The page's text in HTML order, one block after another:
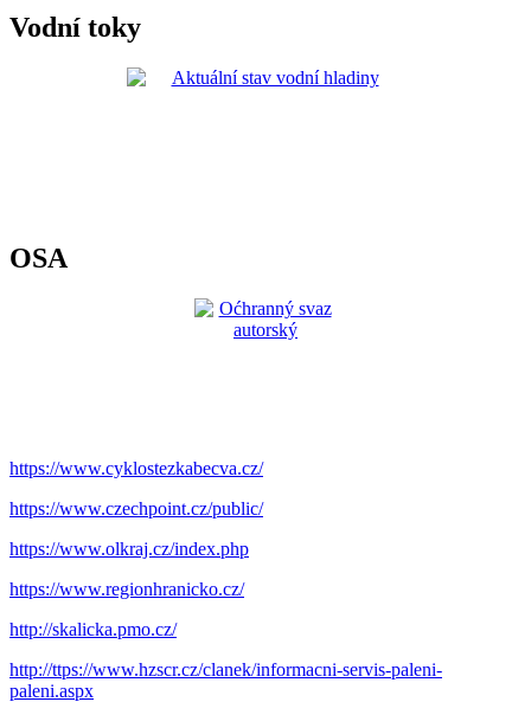
Vodní toky
OSA
https://www.cyklostezkabecva.cz/
https://www.czechpoint.cz/public/
https://www.olkraj.cz/index.php
https://www.regionhranicko.cz/
http://skalicka.pmo.cz/
http://ttps://www.hzscr.cz/clanek/informacni-servis-paleni-
paleni.aspx